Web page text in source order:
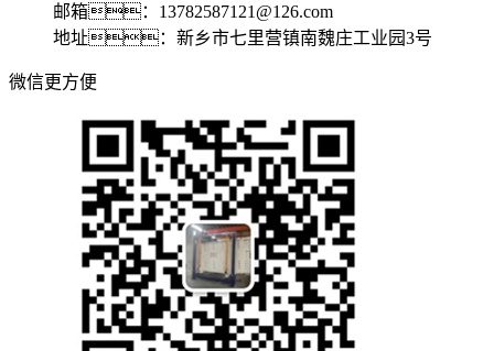
邮箱：13782587121@126.com
地址：新乡市七里营镇南魏庄工业园3号
微信更方便